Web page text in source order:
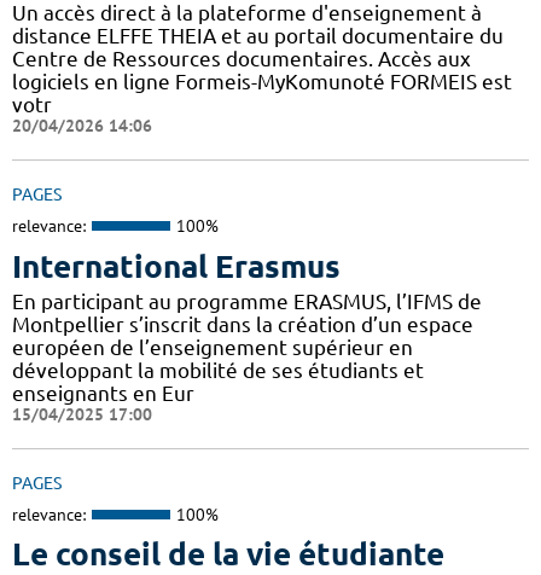
Un accès direct à la plateforme d'enseignement à
distance ELFFE THEIA et au portail documentaire du
Centre de Ressources documentaires. Accès aux
logiciels en ligne Formeis-MyKomunoté FORMEIS est
votr
20/04/2026 14:06
PAGES
relevance: 100%
International Erasmus
En participant au programme ERASMUS, l’IFMS de
Montpellier s’inscrit dans la création d’un espace
européen de l’enseignement supérieur en
développant la mobilité de ses étudiants et
enseignants en Eur
15/04/2025 17:00
PAGES
relevance: 100%
Le conseil de la vie étudiante